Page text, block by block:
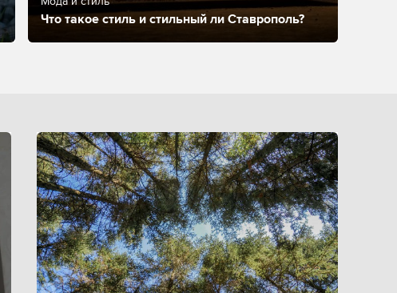
Что такое стиль и стильный ли Ставрополь?